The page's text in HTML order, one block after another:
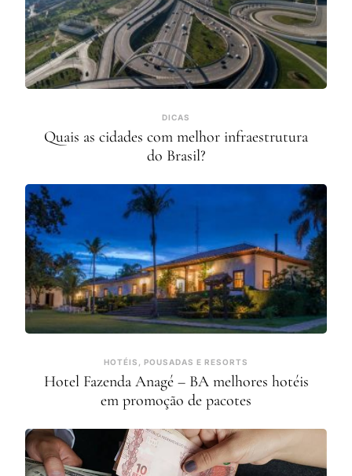
DICAS
Quais as cidades com melhor infraestrutura
do Brasil?
HOTÉIS, POUSADAS E RESORTS
Hotel Fazenda Anagé – BA melhores hotéis
em promoção de pacotes